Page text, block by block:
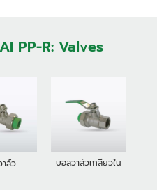
PP-R: Valves
ล์ว บอลวาล์วเกลียวใน